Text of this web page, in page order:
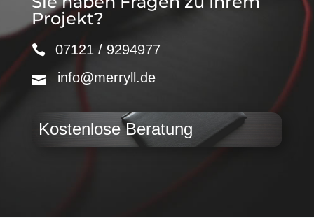
Projekt?
07121 / 9294977
info@merryll.de
Kostenlose Beratung